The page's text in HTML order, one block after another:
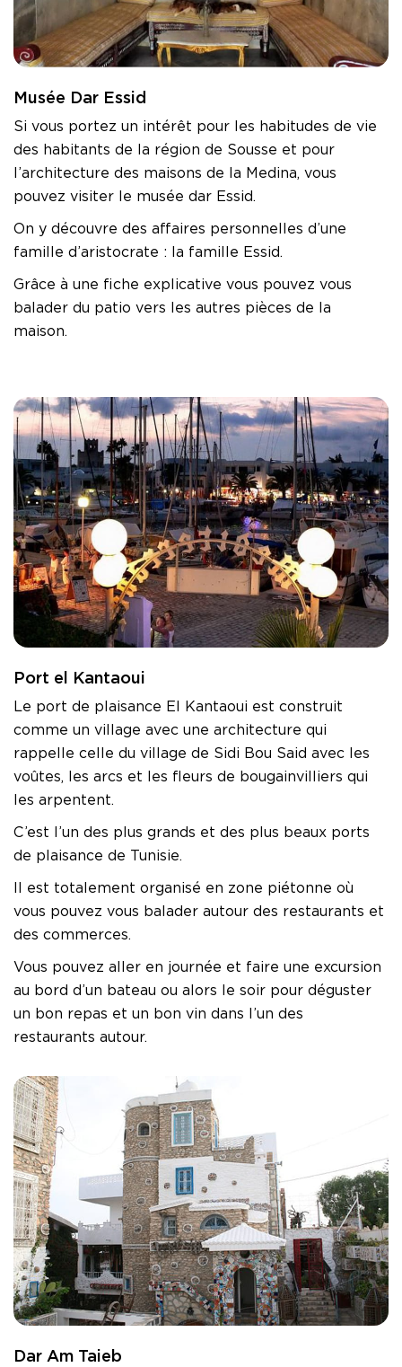
Musée Dar Essid
Si vous portez un intérêt pour les habitudes de vie
des habitants de la région de Sousse et pour
l’architecture des maisons de la Medina, vous
pouvez visiter le musée dar Essid.
On y découvre des affaires personnelles d’une
famille d’aristocrate : la famille Essid.
Grâce à une fiche explicative vous pouvez vous
balader du patio vers les autres pièces de la
maison.
Port el Kantaoui
Le port de plaisance El Kantaoui est construit
comme un village avec une architecture qui
rappelle celle du village de Sidi Bou Said avec les
voûtes, les arcs et les fleurs de bougainvilliers qui
les arpentent.
C’est l’un des plus grands et des plus beaux ports
de plaisance de Tunisie.
Il est totalement organisé en zone piétonne où
vous pouvez vous balader autour des restaurants et
des commerces.
Vous pouvez aller en journée et faire une excursion
au bord d’un bateau ou alors le soir pour déguster
un bon repas et un bon vin dans l’un des
restaurants autour.
Dar Am Taieb